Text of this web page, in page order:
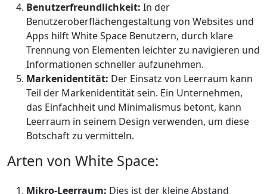
Benutzerfreundlichkeit: In der
Benutzeroberflächengestaltung von Websites und
Apps hilft White Space Benutzern, durch klare
Trennung von Elementen leichter zu navigieren und
Informationen schneller aufzunehmen.
Markenidentität: Der Einsatz von Leerraum kann
Teil der Markenidentität sein. Ein Unternehmen,
das Einfachheit und Minimalismus betont, kann
Leerraum in seinem Design verwenden, um diese
Botschaft zu vermitteln.
Arten von White Space:
Mikro-Leerraum: Dies ist der kleine Abstand